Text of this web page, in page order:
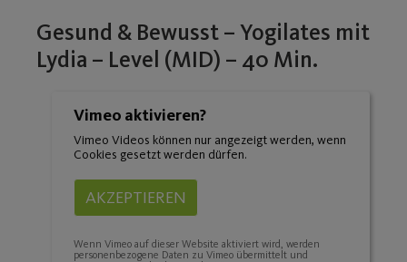
Gesund & Bewusst – Yogilates mit
Lydia – Level (MID) – 40 Min.
Vimeo aktivieren?
Vimeo Videos können nur angezeigt werden, wenn
Cookies gesetzt werden dürfen.
AKZEPTIEREN
Wenn Vimeo auf dieser Website aktiviert wird, werden
personenbezogene Daten zu Vimeo übermittelt und